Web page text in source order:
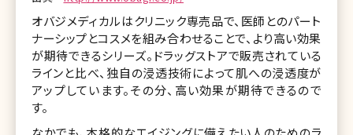
オバジメディカルはクリニック専売品で、医師とのパート
ナーシップとコスメを組み合わせることで、より高い効果
が期待できるシリーズ。ドラッグストアで販売されている
ラインと比べ、独自の浸透技術によって肌への浸透度が
アップしています。その分、高い効果が期待できるので
す。